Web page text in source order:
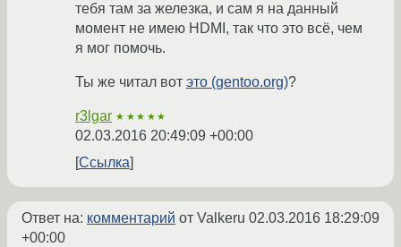
тебя там за железка, и сам я на данный
момент не имею HDMI, так что это всё, чем
я мог помочь.
Ты же читал вот это (gentoo.org)?
r3lgar ★★★★★
02.03.2016 20:49:09 +00:00
Ссылка
Ответ на: комментарий от Valkeru 02.03.2016 18:29:09
+00:00